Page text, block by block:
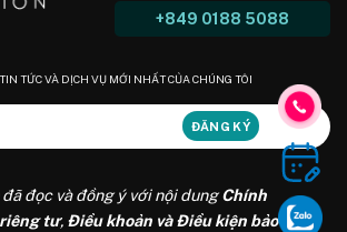
+849 0188 5088
TỨC VÀ DỊCH VỤ MỚI NHẤT CỦA CHÚNG TÔI
đã đọc và đồng ý với nội dungChính
tư, Điều khoản và Điều kiện bảo